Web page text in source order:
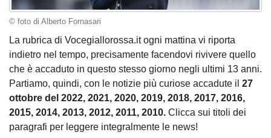
© foto di Alberto Fornasari
La rubrica di Vocegiallorossa.it ogni mattina vi riporta
indietro nel tempo, precisamente facendovi rivivere quello
che è accaduto in questo stesso giorno negli ultimi 13 anni.
Partiamo, quindi, con le notizie più curiose accadute il 27
ottobre del 2022, 2021, 2020, 2019, 2018, 2017, 2016,
2015, 2014, 2013, 2012, 2011, 2010. Clicca sui titoli dei
paragrafi per leggere integralmente le news!